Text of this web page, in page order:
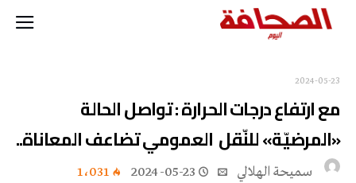
2024-05-23
مع ارتفاع درجات الحرارة : تواصل الحالة
«المرضيّة» للنّقل العمومي تضاعف المعاناة..
سميحة الهلالي 2024-05-23 1٬031